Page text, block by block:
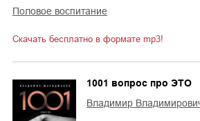
половое воспитание
Скачать бесплатно в формате mp3!
1001 вопрос про ЭТО
Владимир